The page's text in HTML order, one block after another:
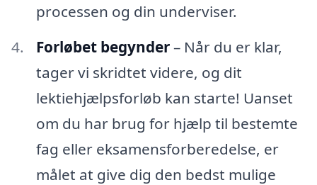
processen og din underviser.
Forløbet begynder– Når du er klar,
tager vi skridtet videre, og dit
lektiehjælpsforløb kan starte! Uanset
om du har brug for hjælp til bestemte
fag eller eksamensforberedelse, er
målet at give dig den bedst mulige